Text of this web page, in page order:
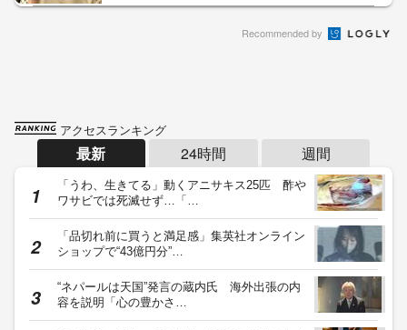
Recommended by
アクセスランキング
最新 24時間 週間
「うわ、生きてる」動くアニサキス25匹 酢や
ワサビでは死滅せず…「…
「品切れ前に買うと満足感」集英社オンライン
ショップで“43億円分”…
“ネパールは天国”発言の蔵内氏 海外出張の内
容を説明「心の豊かさ…